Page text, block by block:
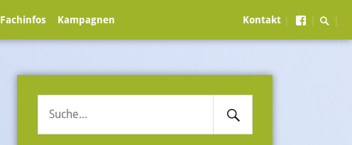
Fachinfos Kampagnen Kontakt | | |
Suche
Search
Submit